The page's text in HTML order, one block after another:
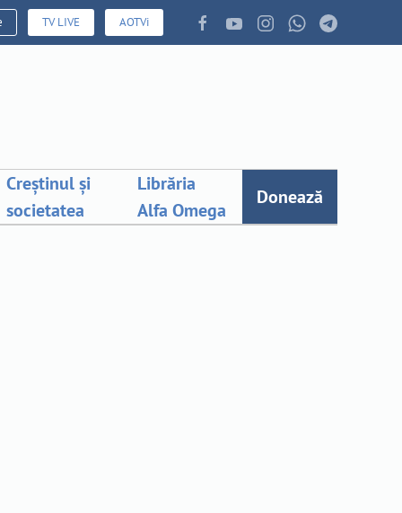
TV LIVE AOTVi
Creștinul și
societatea
Librăria
Alfa Omega
Donează